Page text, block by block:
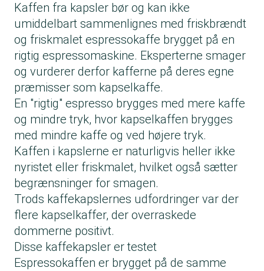
Kaffen fra kapsler bør og kan ikke
umiddelbart sammenlignes med friskbrændt
og friskmalet espressokaffe brygget på en
rigtig espressomaskine. Eksperterne smager
og vurderer derfor kafferne på deres egne
præmisser som kapselkaffe.
En "rigtig" espresso brygges med mere kaffe
og mindre tryk, hvor kapselkaffen brygges
med mindre kaffe og ved højere tryk.
Kaffen i kapslerne er naturligvis heller ikke
nyristet eller friskmalet, hvilket også sætter
begrænsninger for smagen.
Trods kaffekapslernes udfordringer var der
flere kapselkaffer, der overraskede
dommerne positivt.
Disse kaffekapsler er testet
Espressokaffen er brygget på de samme